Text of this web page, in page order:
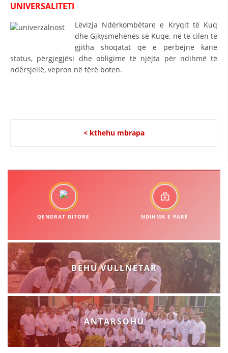
VEPRIMTARI
MATERIAL EDUKATIVO INFORMATIV
UNIVERSALITETI
Lëvizja Ndërkombëtare e Kryqit të Kuq
dhe Gjkysmëhënës së Kuqe, në të cilën të
gjitha shoqatat që e përbëjnë kanë
status, përgjegjësi dhe obligime të njëjta për ndihmë të
ndërsjellë, vepron në tërë boten.
< kthehu mbrapa
QENDRAT DITORE NDIHMA E PARË
BËHU VULLNETAR
ANTARSOHU